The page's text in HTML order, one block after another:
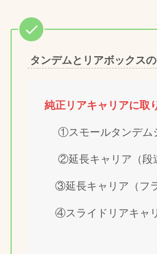
タンデムとリアボックス
純正リアキャリアに取
①スモールタンデム
②延長キャリア（段
③延長キャリア（フラ
④スライドリアキャ